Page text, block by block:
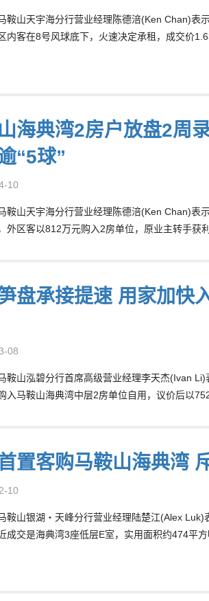
鞍山天宇海分行营业经理陈德涪(Ken Chan)表
内客在8号风球底下，火速决定承租，成交价
海典湾2房户放盘2周
“5球”
10
鞍山天宇海分行营业经理陈德涪(Ken Chan)表
外区客以812万元购入2房单位，原业主转手获
盘承接提速 用家加快
08
鞍山泓碧分行首席高级营业经理李天杰(Ivan
入马鞍山海典湾中层2房单位自用，议价后以
置客购马鞍山海典湾
10
鞍山银湖‧天峰分行营业经理陆楚江(Alex Luk)
成交是海典湾3座低层E室，实用面积约474平